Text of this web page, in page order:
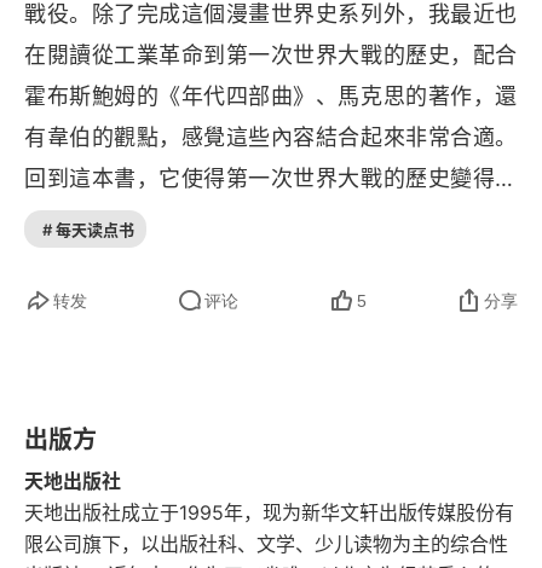
戰役。除了完成這個漫畫世界史系列外，我最近也
在閱讀從工業革命到第一次世界大戰的歷史，配合
霍布斯鮑姆的《年代四部曲》、馬克思的著作，還
有韋伯的觀點，感覺這些內容結合起來非常合適。
回到這本書，它使得第一次世界大戰的歷史變得生
動起來。書中描述了很多關於德國 “鐵血宰相” 俾斯
役。作者非常用心，光是第一次世界大戰的部分就
因和影響，特別是德國與俄國之間的關鍵人物故
事，可能解釋得比較簡單，但我覺得作為給孩子看
的書，這樣的呈現已經非常好。書中還描繪了五、
六個主要戰役，以及凡爾賽條約的簽訂，非常適合
# 每天读点书
转发 评论 5 分享
出版方
天地出版社
天地出版社成立于1995年，现为新华文轩出版传媒股份有
限公司旗下，以出版社科、文学、少儿读物为主的综合性